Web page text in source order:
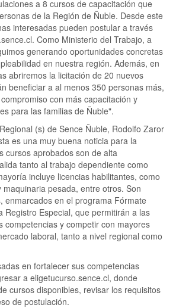
a 8 cursos de capacitación que
de la Región de Ñuble. Desde este
interesadas pueden postular a través
Como Ministerio del Trabajo, a
generando oportunidades concretas
en nuestra región. Además, en
abriremos la licitación de 20 nuevos
beneficiar a al menos 350 personas más,
con más capacitación y
para las familias de Ñuble".
(s) de Sence Ñuble, Rodolfo Zaror
es una muy buena noticia para la
cursos aprobados son de alta
tanto al trabajo dependiente como
incluye licencias habilitantes, como
pesada, entre otros. Son
enmarcados en el programa Fórmate
Registro Especial, que permitirán a las
competencias y competir con mayores
laboral, tanto a nivel regional como
en fortalecer sus competencias
a eligetucurso.sence.cl, donde
cursos disponibles, revisar los requisitos
de postulación.